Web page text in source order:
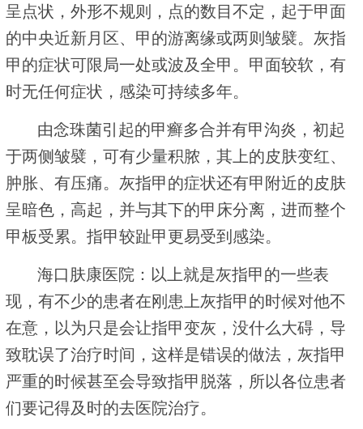
呈点状，外形不规则，点的数目不定，起于甲面
的中央近新月区、甲的游离缘或两则皱襞。灰指
甲的症状可限局一处或波及全甲。甲面较软，有
时无任何症状，感染可持续多年。
由念珠菌引起的甲癣多合并有甲沟炎，初起
于两侧皱襞，可有少量积脓，其上的皮肤变红、
肿胀、有压痛。灰指甲的症状还有甲附近的皮肤
呈暗色，高起，并与其下的甲床分离，进而整个
甲板受累。指甲较趾甲更易受到感染。
海口肤康医院：以上就是灰指甲的一些表
现，有不少的患者在刚患上灰指甲的时候对他不
在意，以为只是会让指甲变灰，没什么大碍，导
致耽误了治疗时间，这样是错误的做法，灰指甲
严重的时候甚至会导致指甲脱落，所以各位患者
们要记得及时的去医院治疗。